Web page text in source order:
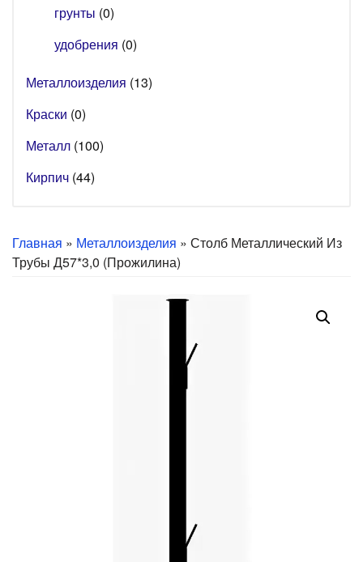
грунты (0)
удобрения (0)
Металлоизделия (13)
Краски (0)
Металл (100)
Кирпич (44)
Главная » Металлоизделия » Столб Металлический Из
Трубы Д57*3,0 (прожилина)